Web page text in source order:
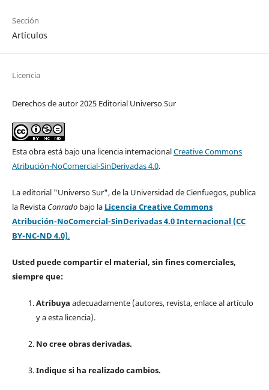
Sección
Artículos
Licencia
Derechos de autor 2025 Editorial Universo Sur
Esta obra está bajo una licencia internacionalCreative Commons
Atribución-NoComercial-SinDerivadas 4.0.
La editorial "Universo Sur", de la Universidad de Cienfuegos, publica
la Revista Conradobajo la Licencia Creative Commons
Atribución-NoComercial-SinDerivadas 4.0 Internacional (CC
BY-NC-ND 4.0).
Usted puede compartir el material, sin fines comerciales,
siempre que:
Atribuya adecuadamente (autores, revista, enlace al artículo
y a esta licencia).
No cree obras derivadas.
Indique si ha realizado cambios.